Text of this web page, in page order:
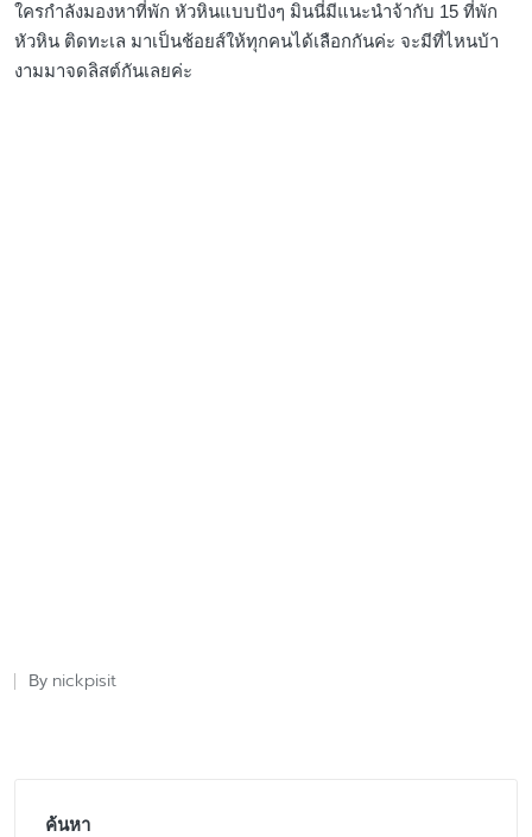
ใครกำลังมองหาที่พัก หัวหินแบบปังๆ มินนี่มีแนะนำจ้ากับ 15 ที่พัก
หัวหิน ติดทะเล มาเป็นช้อยส์ให้ทุกคนได้เลือกกันค่ะ จะมีที่ไหนบ้า
งามมาจดลิสต์กันเลยค่ะ
Posted
By nickpisit
ค้นหา